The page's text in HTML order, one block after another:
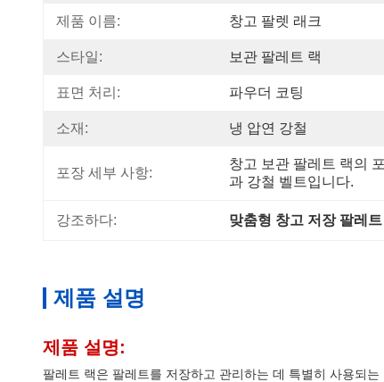
제품 이름: 창고 팔렛 래크
스타일: 보관 팔레트 랙
표면 처리: 파우더 코팅
소재: 냉 압연 강철
포장 세부 사항:
창고 보관 팔레트 랙의
과 강철 벨트입니다.
강조하다: 맞춤형 창고 저장 팔레트
제품 설명
제품 설명:
팔레트 랙은 팔레트를 저장하고 관리하는 데 특별히 사용되